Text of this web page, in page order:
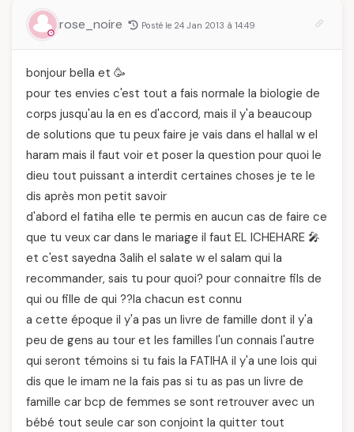
rose_noire Posté le 24 Jan 2013 à 14:49
bonjour bella et 🥳
pour tes envies c'est tout a fais normale la biologie de
corps jusqu'au la en es d'accord, mais il y'a beaucoup
de solutions que tu peux faire je vais dans el hallal w el
haram mais il faut voir et poser la question pour quoi le
dieu tout puissant a interdit certaines choses je te le
dis après mon petit savoir
d'abord el fatiha elle te permis en aucun cas de faire ce
que tu veux car dans le mariage il faut EL ICHEHARE 🎤
et c'est sayedna 3alih el salate w el salam qui la
recommander, sais tu pour quoi? pour connaitre fils de
qui ou fille de qui ??la chacun est connu
a cette époque il y'a pas un livre de famille dont il y'a
peu de gens au tour et les familles l'un connais l'autre
qui seront témoins si tu fais la FATIHA il y'a une lois qui
dis que le imam ne la fais pas si tu as pas un livre de
famille car bcp de femmes se sont retrouver avec un
bébé tout seule car son conjoint la quitter tout